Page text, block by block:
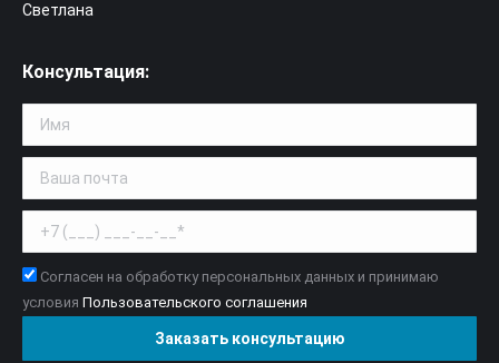
Светлана
Консультация:
Согласен на обработку персональных данных и принимаю
условия Пользовательского соглашения